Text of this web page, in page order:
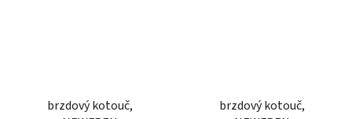
brzdový kotouč,
brzdový kotouč,